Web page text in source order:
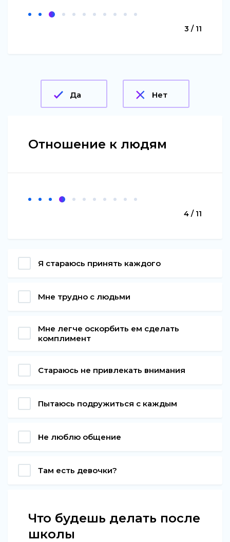
3 / 11
Да Нет
Отношение к людям
4 / 11
Я стараюсь принять каждого
Мне трудно с людьми
Мне легче оскорбить ем сделать
комплимент
Стараюсь не привлекать внимания
Пытаюсь подружиться с каждым
Не люблю общение
Там есть девочки?
Что будешь делать после
школы